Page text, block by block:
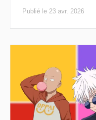
Publié le 23 avr. 2026